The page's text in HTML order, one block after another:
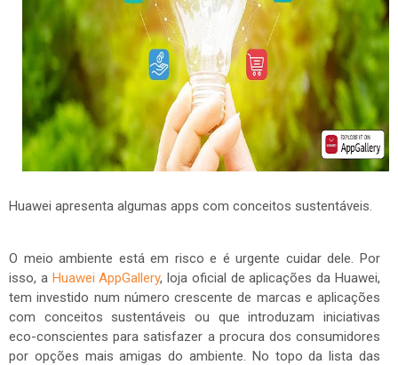
Huawei apresenta algumas apps com conceitos sustentáveis.
O meio ambiente está em risco e é urgente cuidar dele. Por
isso, a Huawei AppGallery, loja oficial de aplicações da Huawei,
tem investido num número crescente de marcas e aplicações
com conceitos sustentáveis ou que introduzam iniciativas
eco-conscientes para satisfazer a procura dos consumidores
por opções mais amigas do ambiente. No topo da lista das